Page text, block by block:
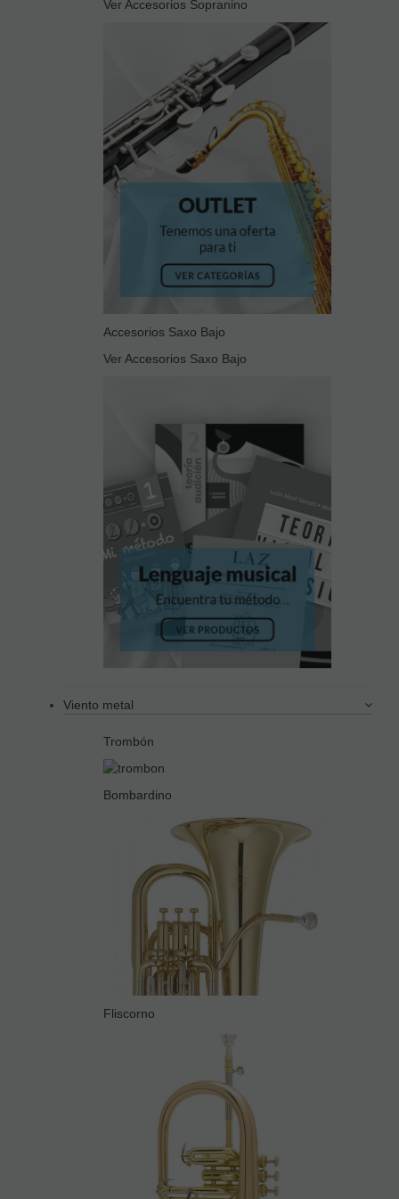
Ver Accesorios Sopranino
Accesorios Saxo Bajo
Ver Accesorios Saxo Bajo
Viento metal
Trombón
Bombardino
Fliscorno
Cookies de redes sociales externas, que se utilizan para que los
visitantes puedan interactuar con el contenido de diferentes
plataformas sociales (Facebook, YouTube, Twitter, LinkedIn,
etc.) y que se generan únicamente para los usuarios de dichas
redes sociales. Las condiciones de utilización de estas cookies y
la información recopilada, se regula por la política de privacidad
de la plataforma social correspondiente.
Puede informarse de forma concreta sobre qué cookies
estamos utilizando y cuál es la finalidad de cada una de ellas en
, donde también le explicaremos
cómo puede retirar su consentimiento y eliminarlas de su
Si desea navegar solo con las cookies necesarias pulse: